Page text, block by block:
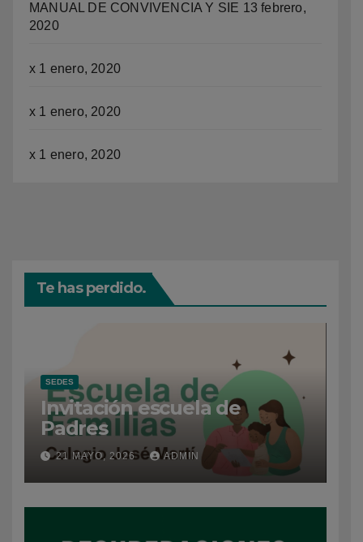
MANUAL DE CONVIVENCIA Y SIE 13 febrero,
2020
x 1 enero, 2020
x 1 enero, 2020
x 1 enero, 2020
Te has perdido.
SEDES
Invitación escuela de
Padres
21 MAYO, 2026 ADMIN